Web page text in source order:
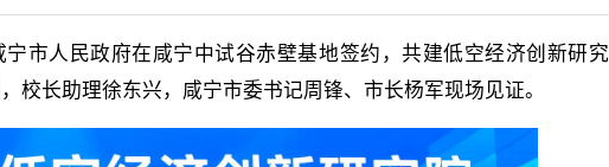
市人民政府在咸宁中试谷赤壁基地签约，共建低空经济创新研究
校长助理徐东兴，咸宁市委书记周锋、市长杨军现场见证。